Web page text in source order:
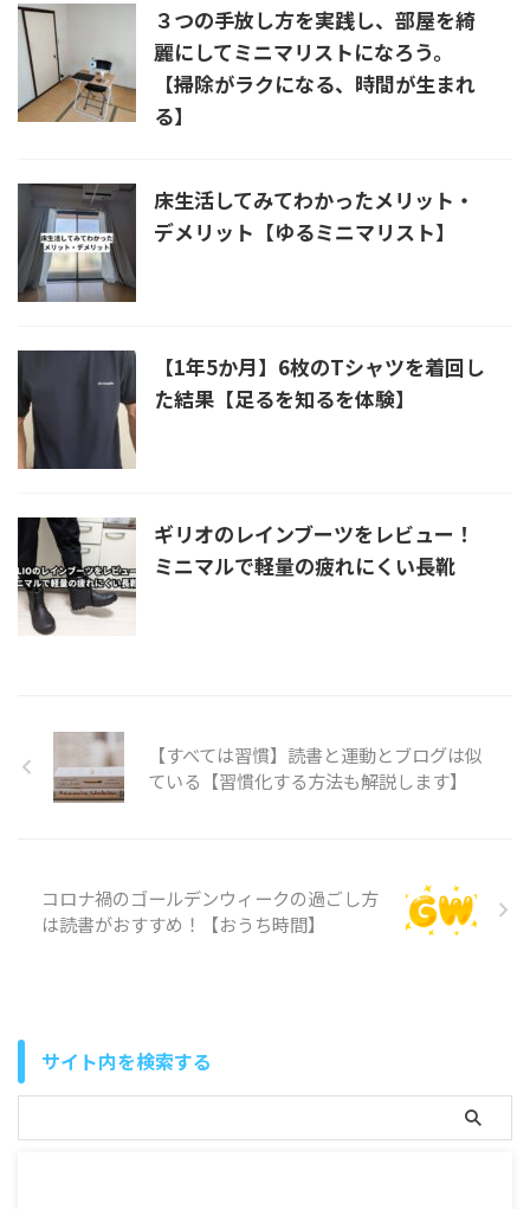
３つの手放し方を実践し、部屋を綺
麗にしてミニマリストになろう。
【掃除がラクになる、時間が生まれ
る】
床生活してみてわかったメリット・
デメリット【ゆるミニマリスト】
【1年5か月】6枚のTシャツを着回し
た結果【足るを知るを体験】
ギリオのレインブーツをレビュー！
ミニマルで軽量の疲れにくい長靴
【すべては習慣】読書と運動とブログは似
ている【習慣化する方法も解説します】
コロナ禍のゴールデンウィークの過ごし方
は読書がおすすめ！【おうち時間】
サイト内を検索する